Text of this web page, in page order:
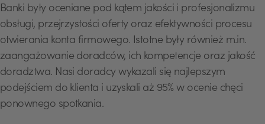
Banki były oceniane pod kątem jakości i profesjonalizmu
obsługi, przejrzystości oferty oraz efektywności procesu
otwierania konta firmowego. Istotne były również m.in.
zaangażowanie doradców, ich kompetencje oraz jakość
doradztwa. Nasi doradcy wykazali się najlepszym
podejściem do klienta i uzyskali aż 95% w ocenie chęci
ponownego spotkania.